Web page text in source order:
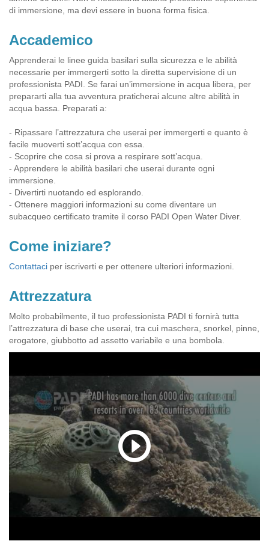
di immersione, ma devi essere in buona forma fisica.
Accademico
Apprenderai le linee guida basilari sulla sicurezza e le abilità
necessarie per immergerti sotto la diretta supervisione di un
professionista PADI. Se farai un’immersione in acqua libera, per
prepararti alla tua avventura praticherai alcune altre abilità in
acqua bassa. Preparati a:
- Ripassare l’attrezzatura che userai per immergerti e quanto è
facile muoverti sott’acqua con essa.
- Scoprire che cosa si prova a respirare sott’acqua.
- Apprendere le abilità basilari che userai durante ogni
immersione.
- Divertirti nuotando ed esplorando.
- Ottenere maggiori informazioni su come diventare un
subacqueo certificato tramite il corso PADI Open Water Diver.
Come iniziare?
Contattaci per iscriverti e per ottenere ulteriori informazioni.
Attrezzatura
Molto probabilmente, il tuo professionista PADI ti fornirà tutta
l’attrezzatura di base che userai, tra cui maschera, snorkel, pinne,
erogatore, giubbotto ad assetto variabile e una bombola.